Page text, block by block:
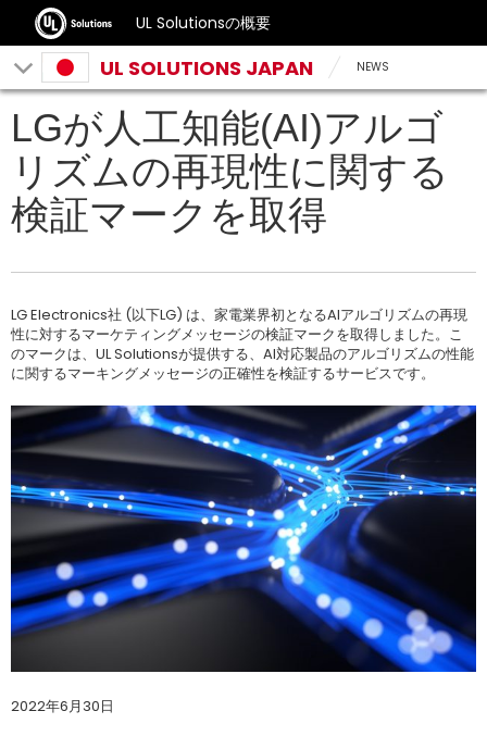
UL Solutionsの概要
UL SOLUTIONS JAPAN NEWS
LGが人工知能(AI)アルゴ
リズムの再現性に関する
検証マークを取得
LG Electronics社 (以下LG) は、家電業界初となるAIアルゴリズムの再現
性に対するマーケティングメッセージの検証マークを取得しました。こ
のマークは、UL Solutionsが提供する、AI対応製品のアルゴリズムの性能
に関するマーキングメッセージの正確性を検証するサービスです。
2022年6月30日